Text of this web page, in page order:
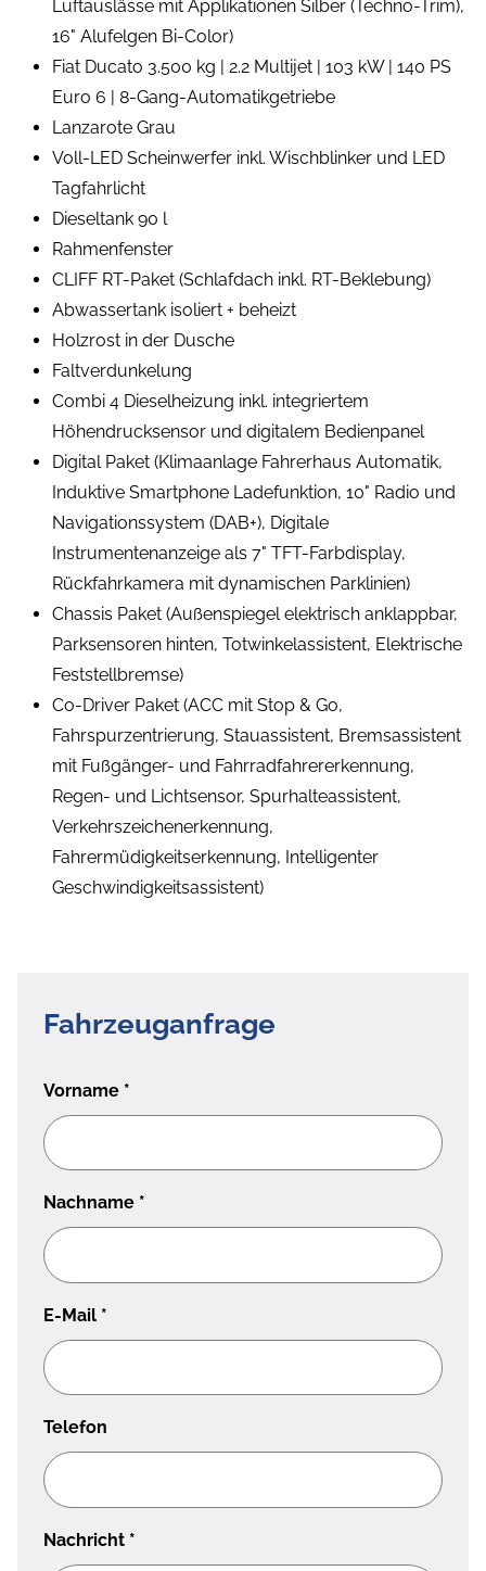
Luftauslässe mit Applikationen Silber (Techno-Trim),
16" Alufelgen Bi-Color)
Fiat Ducato 3.500 kg | 2.2 Multijet | 103 kW | 140 PS
Euro 6 | 8-Gang-Automatikgetriebe
Lanzarote Grau
Voll-LED Scheinwerfer inkl. Wischblinker und LED
Tagfahrlicht
Dieseltank 90 l
Rahmenfenster
CLIFF RT-Paket (Schlafdach inkl. RT-Beklebung)
Abwassertank isoliert + beheizt
Holzrost in der Dusche
Faltverdunkelung
Combi 4 Dieselheizung inkl. integriertem
Höhendrucksensor und digitalem Bedienpanel
Digital Paket (Klimaanlage Fahrerhaus Automatik,
Induktive Smartphone Ladefunktion, 10" Radio und
Navigationssystem (DAB+), Digitale
Instrumentenanzeige als 7" TFT-Farbdisplay,
Rückfahrkamera mit dynamischen Parklinien)
Chassis Paket (Außenspiegel elektrisch anklappbar,
Parksensoren hinten, Totwinkelassistent, Elektrische
Feststellbremse)
Co-Driver Paket (ACC mit Stop & Go,
Fahrspurzentrierung, Stauassistent, Bremsassistent
mit Fußgänger- und Fahrradfahrererkennung,
Regen- und Lichtsensor, Spurhalteassistent,
Verkehrszeichenerkennung,
Fahrermüdigkeitserkennung, Intelligenter
Geschwindigkeitsassistent)
Fahrzeuganfrage
Vorname *
Nachname *
E-Mail *
Telefon
Nachricht *